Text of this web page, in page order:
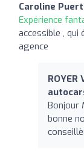
Caroline
Expérience
accessible ,
agence
ROYER
Bonjour
bonne